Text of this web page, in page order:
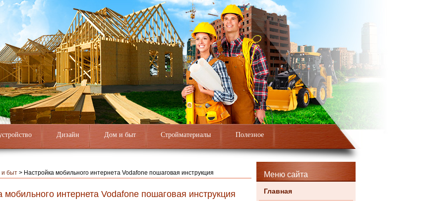
Дизайн Дом и быт Стройматериалы Полезное
Меню сайта
Главная
быт > Настройка мобильного интернета Vodafone пошаговая инструкция
мобильного интернета Vodafone пошаговая инструкция